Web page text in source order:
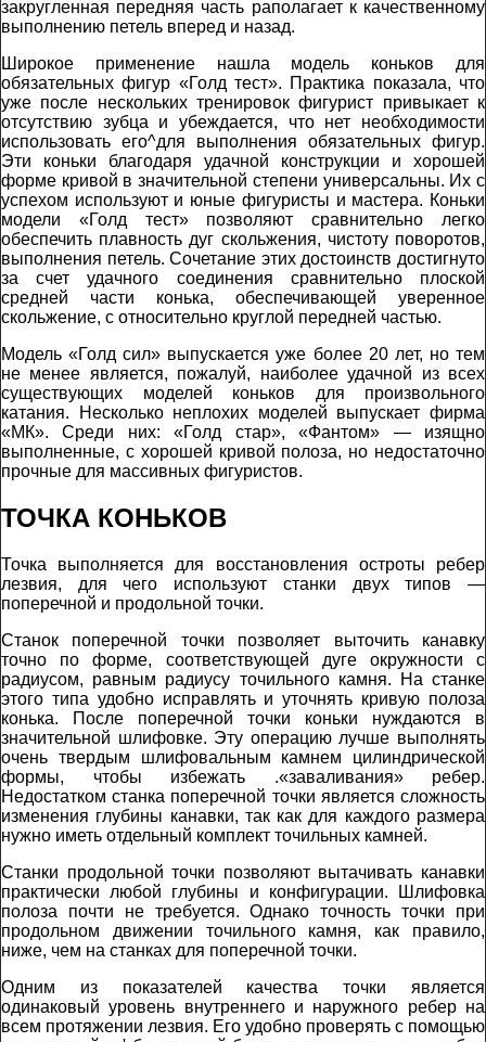
закругленная передняя часть раполагает к качественному
выполнению петель вперед и назад.
Широкое применение нашла модель коньков для
обязательных фигур «Голд тест». Практика показала, что
уже после нескольких тренировок фигурист привыкает к
отсутствию зубца и убеждается, что нет необходимости
использовать его^для выполнения обязательных фигур.
Эти коньки благодаря удачной конструкции и хорошей
форме кривой в значительной степени универсальны. Их с
успехом используют и юные фигуристы и мастера. Коньки
модели «Голд тест» позволяют сравнительно легко
обеспечить плавность дуг скольжения, чистоту поворотов,
выполнения петель. Сочетание этих достоинств достигнуто
за счет удачного соединения сравнительно плоской
средней части конька, обеспечивающей уверенное
скольжение, с относительно круглой передней частью.
Модель «Голд сил» выпускается уже более 20 лет, но тем
не менее является, пожалуй, наиболее удачной из всех
существующих моделей коньков для произвольного
катания. Несколько неплохих моделей выпускает фирма
«МК». Среди них: «Голд стар», «Фантом» — изящно
выполненные, с хорошей кривой полоза, но недостаточно
прочные для массивных фигуристов.
ТОЧКА КОНЬКОВ
Точка выполняется для восстановления остроты ребер
лезвия, для чего используют станки двух типов —
поперечной и продольной точки.
Станок поперечной точки позволяет выточить канавку
точно по форме, соответствующей дуге окружности с
радиусом, равным радиусу точильного камня. На станке
этого типа удобно исправлять и уточнять кривую полоза
конька. После поперечной точки коньки нуждаются в
значительной шлифовке. Эту операцию лучше выполнять
очень твердым шлифовальным камнем цилиндрической
формы, чтобы избежать .«заваливания» ребер.
Недостатком станка поперечной точки является сложность
изменения глубины канавки, так как для каждого размера
нужно иметь отдельный комплект точильных камней.
Станки продольной точки позволяют вытачивать канавки
практически любой глубины и конфигурации. Шлифовка
полоза почти не требуется. Однако точность точки при
продольном движении точильного камня, как правило,
ниже, чем на станках для поперечной точки.
Одним из показателей качества точки является
одинаковый уровень внутреннего и наружного ребер на
всем протяжении лезвия. Его удобно проверять с помощью